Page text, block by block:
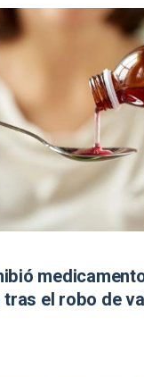
el robo de